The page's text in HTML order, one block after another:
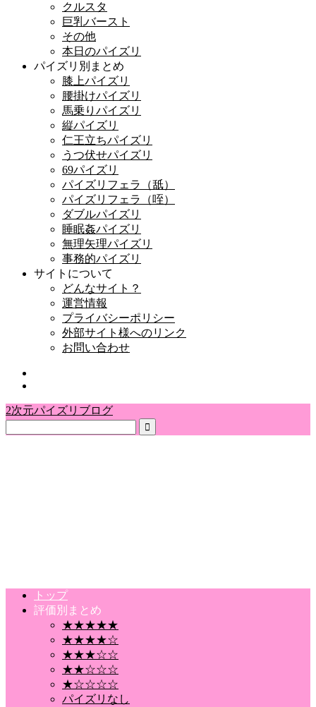
クルスタ
巨乳バースト
その他
本日のパイズリ
パイズリ別まとめ
膝上パイズリ
腰掛けパイズリ
馬乗りパイズリ
縦パイズリ
仁王立ちパイズリ
うつ伏せパイズリ
69パイズリ
パイズリフェラ（舐）
パイズリフェラ（咥）
ダブルパイズリ
睡眠姦パイズリ
無理矢理パイズリ
事務的パイズリ
サイトについて
どんなサイト？
運営情報
プライバシーポリシー
外部サイト様へのリンク
お問い合わせ
2次元パイズリブログ
トップ
評価別まとめ
★★★★★
★★★★☆
★★★☆☆
★★☆☆☆
★☆☆☆☆
パイズリなし